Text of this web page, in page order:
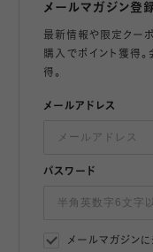
メールマガジン登
最新情報や限定クーポ
購入でポイント獲得
得。
メールアドレス
パスワード
メールマガジン